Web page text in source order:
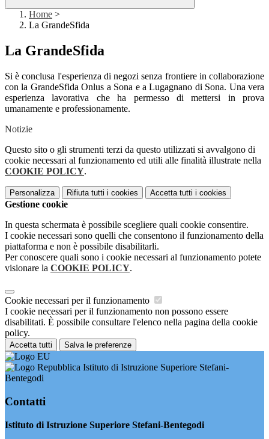
Home >
La GrandeSfida
La GrandeSfida
Si è conclusa l'esperienza di negozi senza frontiere in collaborazione
con la GrandeSfida Onlus a Sona e a Lugagnano di Sona. Una vera
esperienza lavorativa che ha permesso di mettersi in prova
umanamente e professionamente.
Notizie
Questo sito o gli strumenti terzi da questo utilizzati si avvalgono di
cookie necessari al funzionamento ed utili alle finalità illustrate nella
COOKIE POLICY.
Personalizza Rifiuta tutti i cookies Accetta tutti i cookies
Gestione cookie
In questa schermata è possibile scegliere quali cookie consentire.
I cookie necessari sono quelli che consentono il funzionamento della
piattaforma e non è possibile disabilitarli.
Per conoscere quali sono i cookie necessari al funzionamento potete
visionare la COOKIE POLICY.
Cookie necessari per il funzionamento
I cookie necessari per il funzionamento non possono essere
disabilitati. È possibile consultare l'elenco nella pagina della cookie
policy.
Accetta tutti Salva le preferenze
Istituto di Istruzione Superiore Stefani-
Bentegodi
Contatti
Istituto di Istruzione Superiore Stefani-Bentegodi